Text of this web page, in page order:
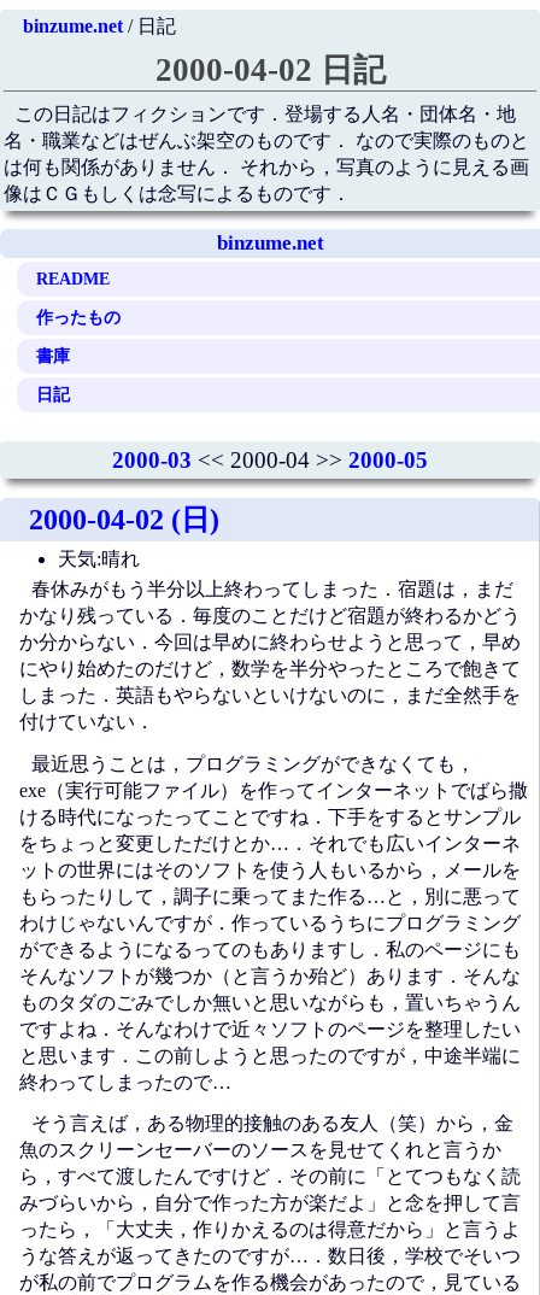
binzume.net/ 日記
2000-04-02 日記
この日記はフィクションです．登場する人名・団体名・地
名・職業などはぜんぶ架空のものです． なので実際のものと
は何も関係がありません． それから，写真のように見える画
像はＣＧもしくは念写によるものです．
binzume.net
README
作ったもの
書庫
日記
2000-03 << 2000-04 >> 2000-05
2000-04-02 (日)
天気:晴れ
春休みがもう半分以上終わってしまった．宿題は，まだ
かなり残っている．毎度のことだけど宿題が終わるかどう
か分からない．今回は早めに終わらせようと思って，早め
にやり始めたのだけど，数学を半分やったところで飽きて
しまった．英語もやらないといけないのに，まだ全然手を
付けていない．
最近思うことは，プログラミングができなくても，
exe（実行可能ファイル）を作ってインターネットでばら撒
ける時代になったってことですね．下手をするとサンプル
をちょっと変更しただけとか…．それでも広いインターネ
ットの世界にはそのソフトを使う人もいるから，メールを
もらったりして，調子に乗ってまた作る…と，別に悪って
わけじゃないんですが．作っているうちにプログラミング
ができるようになるってのもありますし．私のページにも
そんなソフトが幾つか（と言うか殆ど）あります．そんな
ものタダのごみでしか無いと思いながらも，置いちゃうん
ですよね．そんなわけで近々ソフトのページを整理したい
と思います．この前しようと思ったのですが，中途半端に
終わってしまったので…
そう言えば，ある物理的接触のある友人（笑）から，金
魚のスクリーンセーバーのソースを見せてくれと言うか
ら，すべて渡したんですけど．その前に「とてつもなく読
みづらいから，自分で作った方が楽だよ」と念を押して言
ったら，「大丈夫，作りかえるのは得意だから」と言うよ
うな答えが返ってきたのですが…．数日後，学校でそいつ
が私の前でプログラムを作る機会があったので，見ている